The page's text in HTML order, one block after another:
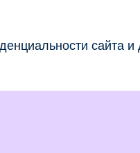
сайта